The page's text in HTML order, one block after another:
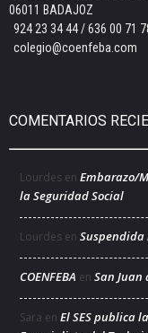
06011 BADAJOZ
924 23 34 44 / 636 00 71
colegio@coenfeba.com
COMENTARIOS
Lourdes en Embarazo/
la Seguridad Social
Lourdes en
COENFEBA en San Juan
Sara en El SES publica